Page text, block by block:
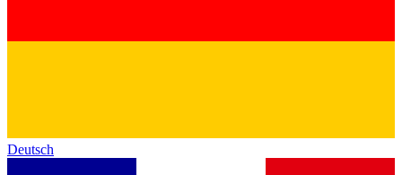
Deutsch